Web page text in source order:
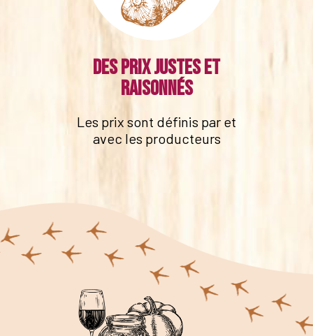
Des prix justes et
raisonnés
Les prix sont définis par et
avec les producteurs